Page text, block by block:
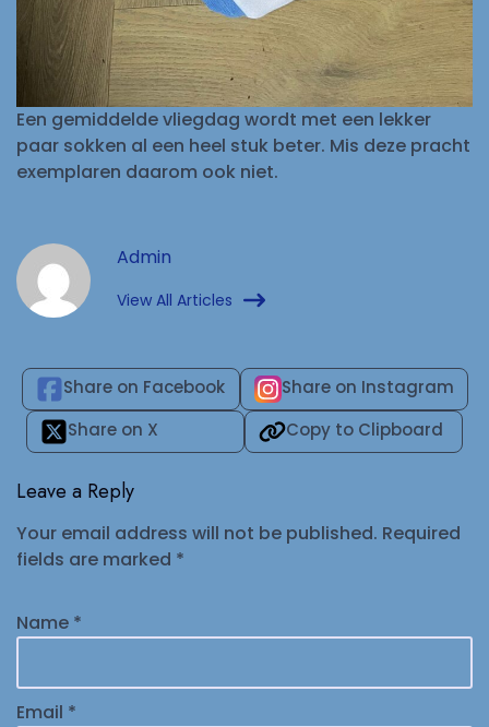
Een gemiddelde vliegdag wordt met een lekker
paar sokken al een heel stuk beter. Mis deze pracht
exemplaren daarom ook niet.
Admin
View All Articles
Share on Facebook
Share on Instagram
Share on X
Copy to Clipboard
Leave a Reply
Your email address will not be published. Required
fields are marked *
Name *
Email *